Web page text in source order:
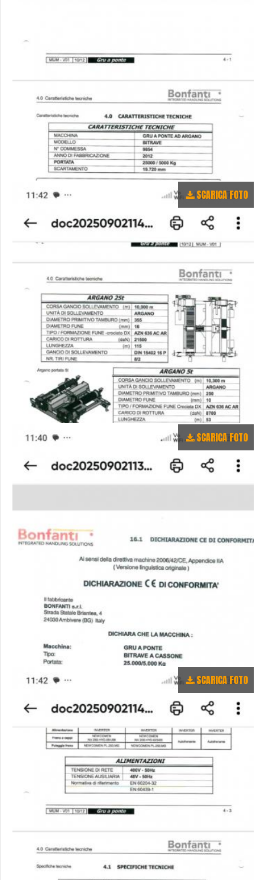
SCARICA FOTO
SCARICA FOTO
SCARICA FOTO